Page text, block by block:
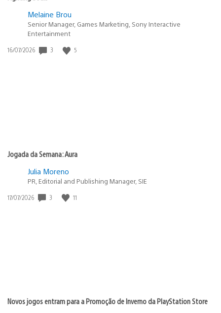
Melaine Brou
Senior Manager, Games Marketing, Sony Interactive
Entertainment
Data
16/07/2026 3 5
Jogada da Semana: Aura
Julia Moreno
PR, Editorial and Publishing Manager, SIE
Data
17/07/2026 3 11
Novos jogos entram para a Promoção de Inverno da PlayStation Store